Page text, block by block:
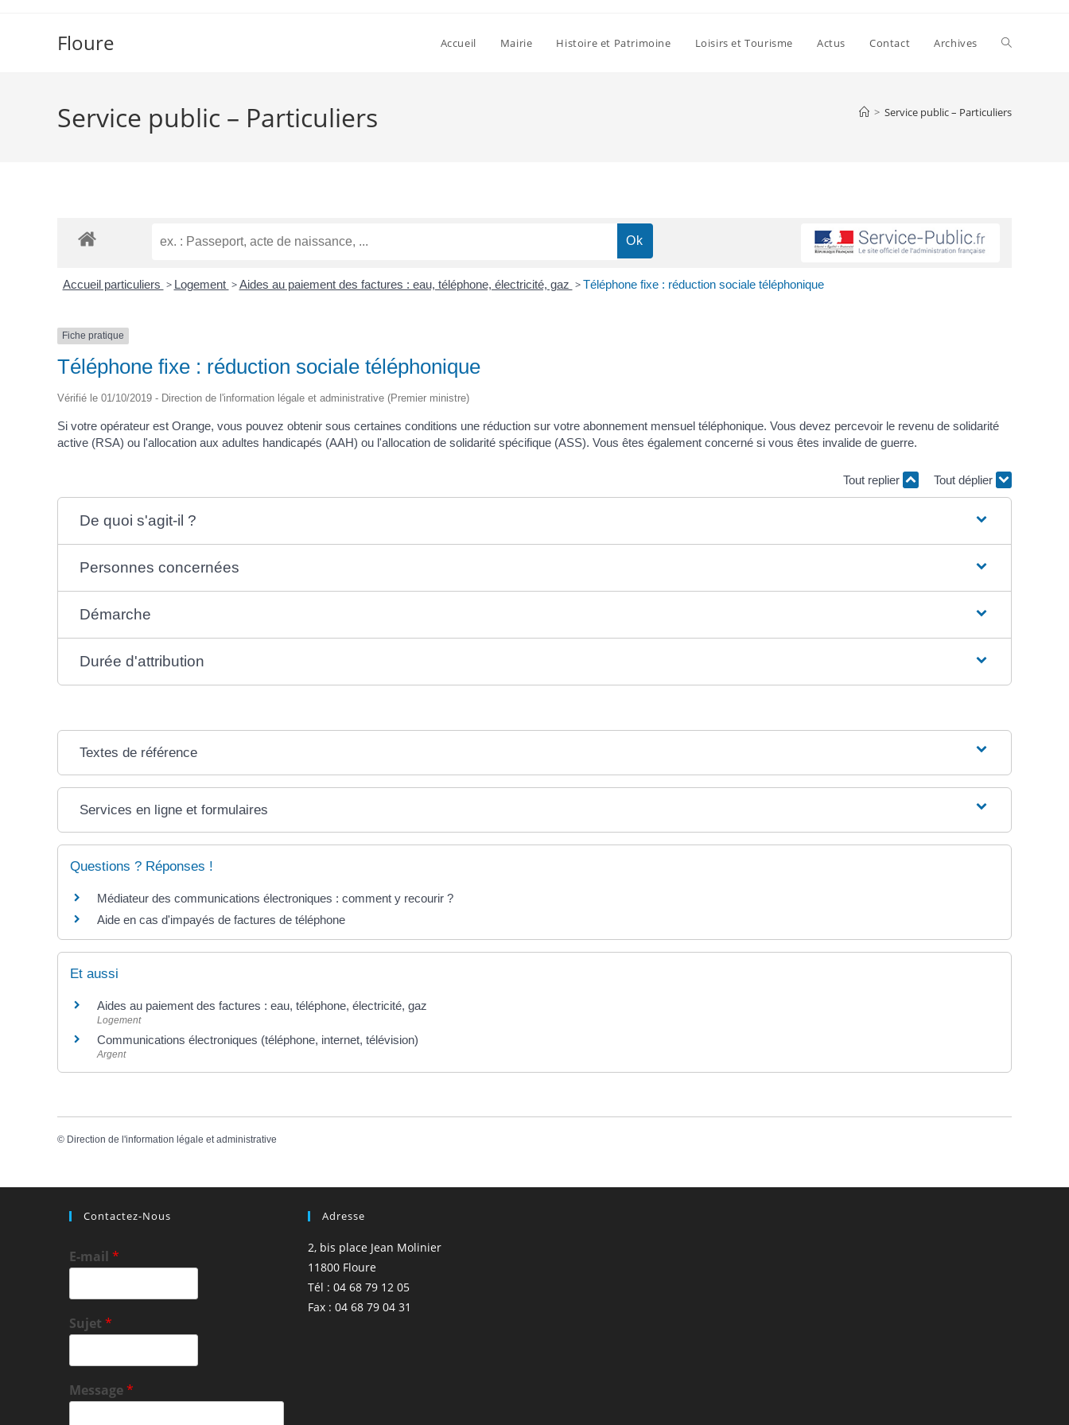
Floure Accueil Mairie Histoire et Patrimoine Loisirs et Tourisme Actus Contact Archives
Service public – Particuliers > Service public – Particuliers
Accueil particuliers > Logement > Aides au paiement des factures : eau, téléphone, électricité, gaz > Téléphone fixe : réduction sociale téléphonique
Fiche pratique
Téléphone fixe : réduction sociale téléphonique
Vérifié le 01/10/2019 - Direction de l'information légale et administrative (Premier ministre)
Si votre opérateur est Orange, vous pouvez obtenir sous certaines conditions une réduction sur votre abonnement mensuel téléphonique. Vous devez percevoir le revenu de solidarité
active (RSA) ou l'allocation aux adultes handicapés (AAH) ou l'allocation de solidarité spécifique (ASS). Vous êtes également concerné si vous êtes invalide de guerre.
Tout replier Tout déplier
De quoi s'agit-il ?
Personnes concernées
Démarche
Durée d'attribution
Textes de référence
Services en ligne et formulaires
Questions ? Réponses !
Médiateur des communications électroniques : comment y recourir ?
Aide en cas d'impayés de factures de téléphone
Et aussi
Aides au paiement des factures : eau, téléphone, électricité, gaz
Logement
Communications électroniques (téléphone, internet, télévision)
Argent
© Direction de l'information légale et administrative
Contactez-Nous
E-mail *
Sujet *
Message*
Adresse
2, bis place Jean Molinier
11800 Floure
Tél : 04 68 79 12 05
Fax : 04 68 79 04 31